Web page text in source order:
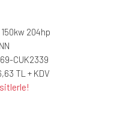
204hp
CUK2339
TL + KDV